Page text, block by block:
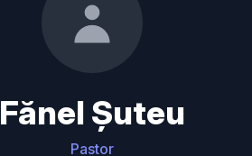
Fănel Șuteu
Pastor